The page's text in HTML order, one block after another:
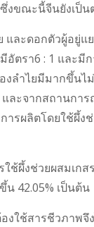
ขณะนี้จีนยังเป็น
ละดอกตัวผู้อยู่แ
ตรา6 : 1 และ
ลำไยมีมากขึ้น
ละจากสถานกา
รผลิตโดยใช้ผึ้ง
ช้ผึ้งช่วยผสมเกส
42.05% เป็นต้น
งใช้สารชีวภาพจึ